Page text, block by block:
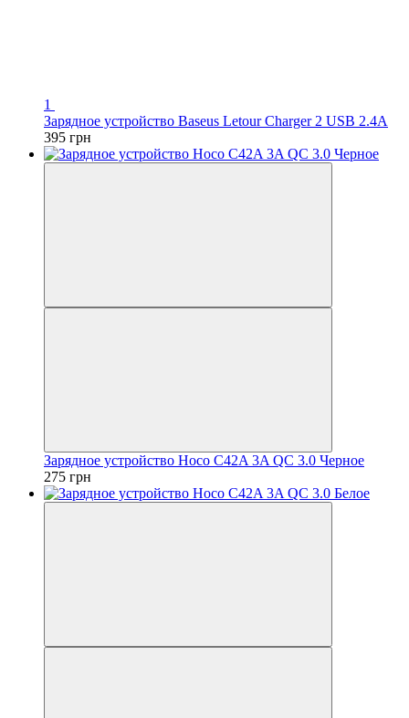
1
Зарядное устройство Baseus Letour Charger 2 USB 2.4A
395 грн
Зарядное устройство Hoco C42A 3A QC 3.0 Черное
275 грн